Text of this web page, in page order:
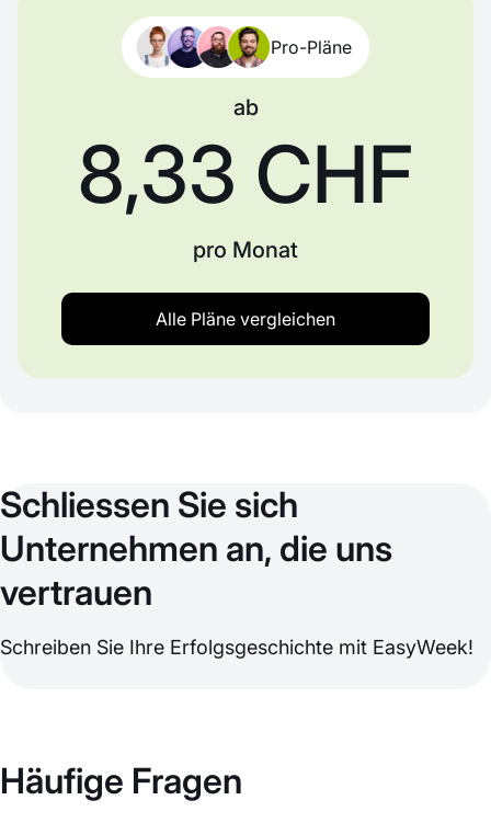
Pro-Pläne
ab
8,33 CHF
pro Monat
Alle Pläne vergleichen
Schliessen Sie sich
Unternehmen an, die uns
vertrauen
Schreiben Sie Ihre Erfolgsgeschichte mit EasyWeek!
Häufige Fragen